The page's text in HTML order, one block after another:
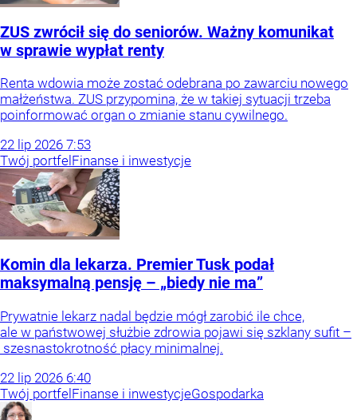
ZUS zwrócił się do seniorów. Ważny komunikat
w sprawie wypłat renty
Renta wdowia może zostać odebrana po zawarciu nowego
małżeństwa. ZUS przypomina, że w takiej sytuacji trzeba
poinformować organ o zmianie stanu cywilnego.
22 lip 2026 7:53
Twój portfel Finanse i inwestycje
Komin dla lekarza. Premier Tusk podał
maksymalną pensję – „biedy nie ma”
Prywatnie lekarz nadal będzie mógł zarobić ile chce,
ale w państwowej służbie zdrowia pojawi się szklany sufit –
szesnastokrotność płacy minimalnej.
22 lip 2026 6:40
Twój portfel Finanse i inwestycjeGospodarka